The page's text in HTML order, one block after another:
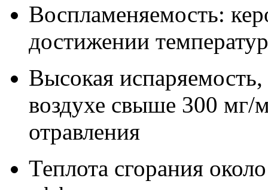
Воспламеняемость:
достижении
Высокая
воздухе свыше 300 мг/
отравления
Теплота сгорания